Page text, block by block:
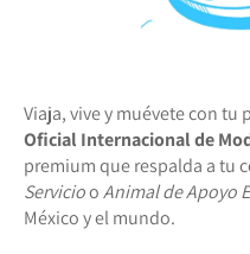
Viaja, vive y muévete con tu
Oficial Internacional de
premium que respalda a tu
ServiciooAnimal de Apoyo
México y el mundo.